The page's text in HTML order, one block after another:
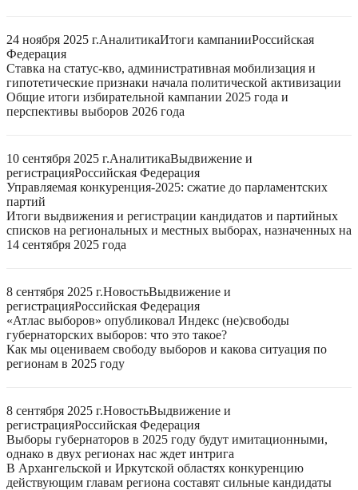
24 ноября 2025 г.АналитикаИтоги кампанииРоссийская
Федерация
Ставка на статус-кво, административная мобилизация и
гипотетические признаки начала политической активизации
Общие итоги избирательной кампании 2025 года и
перспективы выборов 2026 года
10 сентября 2025 г.АналитикаВыдвижение и
регистрацияРоссийская Федерация
Управляемая конкуренция-2025: сжатие до парламентских
партий
Итоги выдвижения и регистрации кандидатов и партийных
списков на региональных и местных выборах, назначенных на
14 сентября 2025 года
8 сентября 2025 г.НовостьВыдвижение и
регистрацияРоссийская Федерация
«Атлас выборов» опубликовал Индекс (не)свободы
губернаторских выборов: что это такое?
Как мы оцениваем свободу выборов и какова ситуация по
регионам в 2025 году
8 сентября 2025 г.НовостьВыдвижение и
регистрацияРоссийская Федерация
Выборы губернаторов в 2025 году будут имитационными,
однако в двух регионах нас ждет интрига
В Архангельской и Иркутской областях конкуренцию
действующим главам региона составят сильные кандидаты